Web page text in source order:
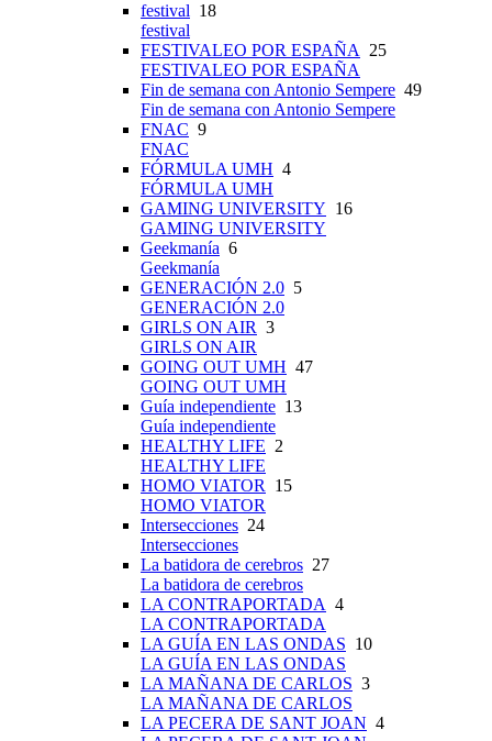
festival 18
festival
FESTIVALEO POR ESPAÑA
25
FESTIVALEO POR ESPAÑA
Fin de semana con Antonio Sempere 49
Fin de semana con Antonio Sempere
FNAC 9
FNAC
FÓRMULA UMH 4
FÓRMULA UMH
GAMING UNIVERSITY 16
GAMING UNIVERSITY
Geekmanía 6
Geekmanía
GENERACIÓN 2.0 5
GENERACIÓN 2.0
GIRLS ON AIR 3
GIRLS ON AIR
GOING OUT UMH 47
GOING OUT UMH
Guía independiente 13
Guía independiente
HEALTHY LIFE 2
HEALTHY LIFE
HOMO VIATOR
15
HOMO VIATOR
Intersecciones 24
Intersecciones
La batidora de cerebros 27
La batidora de cerebros
LA CONTRAPORTADA 4
LA CONTRAPORTADA
LA GUÍA EN LAS ONDAS 10
LA GUÍA EN LAS ONDAS
LA MAÑANA DE CARLOS 3
LA MAÑANA DE CARLOS
LA PECERA DE SANT JOAN 4